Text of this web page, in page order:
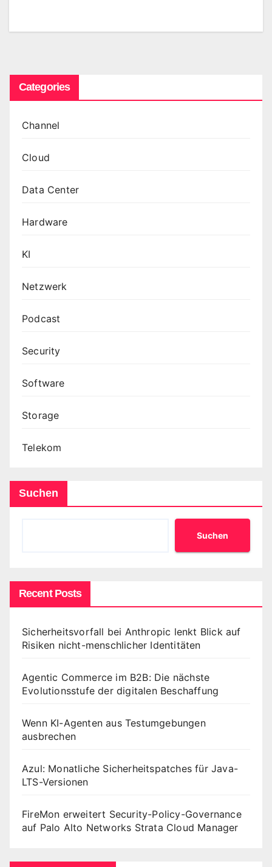
Categories
Channel
Cloud
Data Center
Hardware
KI
Netzwerk
Podcast
Security
Software
Storage
Telekom
Suchen
Suchen
Recent Posts
Sicherheitsvorfall bei Anthropic lenkt Blick auf
Risiken nicht-menschlicher Identitäten
Agentic Commerce im B2B: Die nächste
Evolutionsstufe der digitalen Beschaffung
Wenn KI-Agenten aus Testumgebungen
ausbrechen
Azul: Monatliche Sicherheitspatches für Java-
LTS-Versionen
FireMon erweitert Security-Policy-Governance
auf Palo Alto Networks Strata Cloud Manager